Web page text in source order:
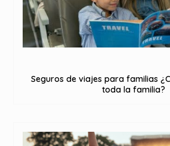
Seguros de viajes para familias
toda la familia?